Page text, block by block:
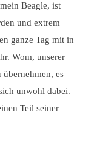
Beagle, ist
und extrem
ganze Tag mit in
Wom, unserer
es
unwohl dabei.
Teil seiner